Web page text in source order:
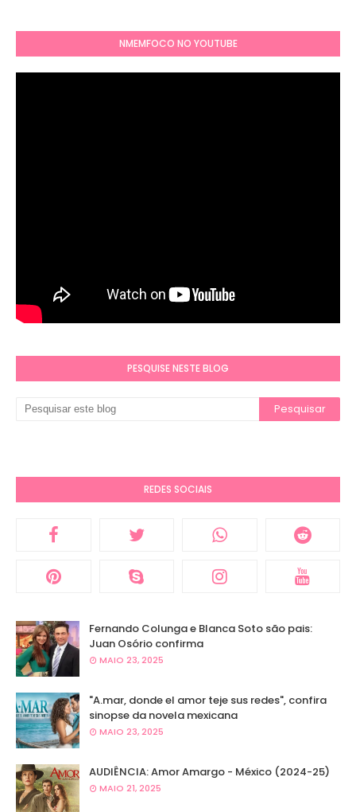
NMEMFOCO NO YOUTUBE
PESQUISE NESTE BLOG
REDES SOCIAIS
Fernando Colunga e Blanca Soto são pais:
Juan Osório confirma
MAIO 23, 2025
"A.mar, donde el amor teje sus redes", confira
sinopse da novela mexicana
MAIO 23, 2025
AUDIÊNCIA: Amor Amargo - México (2024-25)
MAIO 21, 2025